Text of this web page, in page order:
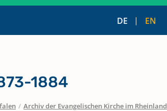
DE EN
1884
/ Archiv der Evangelischen Kirche im Rheinland